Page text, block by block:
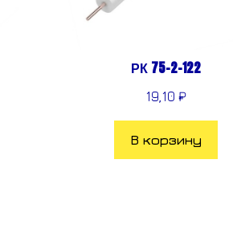
РК 75-2-122
19,10 ₽
В корзину